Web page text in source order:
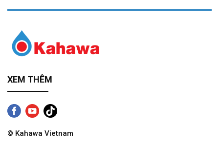
XEM THÊM
© Kahawa Vietnam